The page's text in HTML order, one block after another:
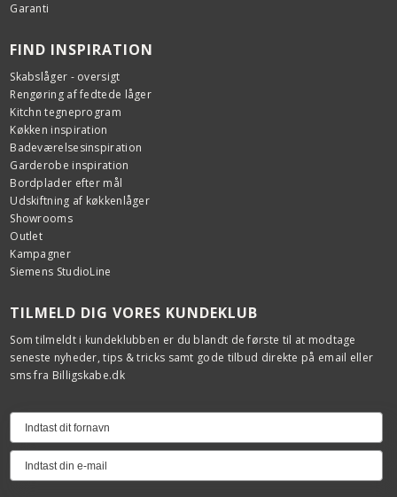
Garanti
FIND INSPIRATION
Skabslåger - oversigt
Rengøring af fedtede låger
Kitchn tegneprogram
Køkken inspiration
Badeværelsesinspiration
Garderobe inspiration
Bordplader efter mål
Udskiftning af køkkenlåger
Showrooms
Outlet
Kampagner
Siemens StudioLine
TILMELD DIG VORES KUNDEKLUB
Som tilmeldt i kundeklubben er du blandt de første til at modtage
seneste nyheder, tips & tricks samt gode tilbud direkte på email eller
sms fra Billigskabe.dk